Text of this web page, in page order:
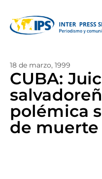
18 de marzo, 1999
CUBA:
polémica
de muerte